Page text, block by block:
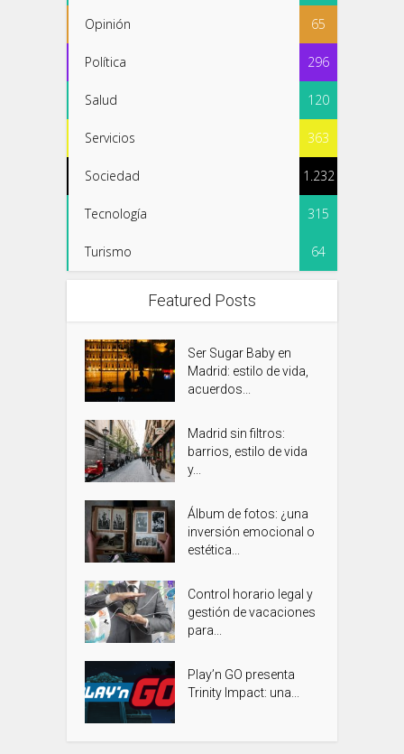
Opinión 65
Política 296
Salud 120
Servicios 363
Sociedad 1.232
Tecnología 315
Turismo 64
Featured Posts
Ser Sugar Baby en
Madrid: estilo de vida,
acuerdos...
Madrid sin filtros:
barrios, estilo de vida
y...
Álbum de fotos: ¿una
inversión emocional o
estética...
Control horario legal y
gestión de vacaciones
para...
Play’n GO presenta
Trinity Impact: una...